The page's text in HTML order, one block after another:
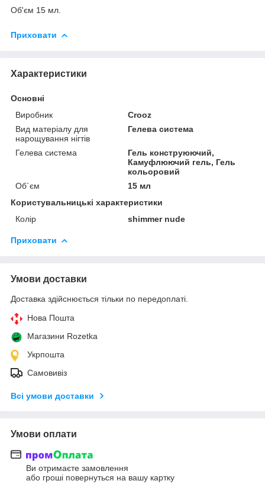
Об'єм 15 мл.
Приховати
Характеристики
Основні
Виробник
Crooz
Вид матеріалу для
нарощування нігтів
Гелева система
Гелева система
Гель конструюючий,
Камуфлюючий гель, Гель
кольоровий
Об`єм
15 мл
Користувальницькі характеристики
Колір
shimmer nude
Приховати
Умови доставки
Доставка здійснюється тільки по передоплаті.
Нова Пошта
Магазини Rozetka
Укрпошта
Самовивіз
Всі умови доставки
Умови оплати
Ви отримаєте замовлення
або гроші повернуться на вашу картку